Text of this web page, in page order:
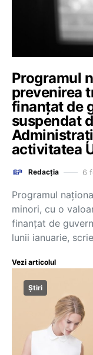
Programul
prevenirea
finanțat de
suspendat
activitatea
Redacția 6
Programul
minori, cu o
finanțat de
lunii ianuarie,
Vezi articolul
Știri